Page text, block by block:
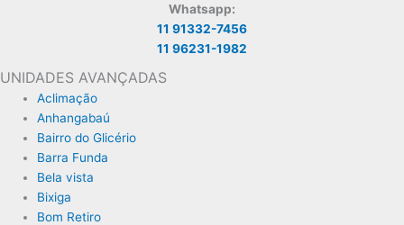
Whatsapp:
11 91332-7456
11 96231-1982
UNIDADES AVANÇADAS
Aclimação
Anhangabaú
Bairro do Glicério
Barra Funda
Bela vista
Bixiga
Bom Retiro